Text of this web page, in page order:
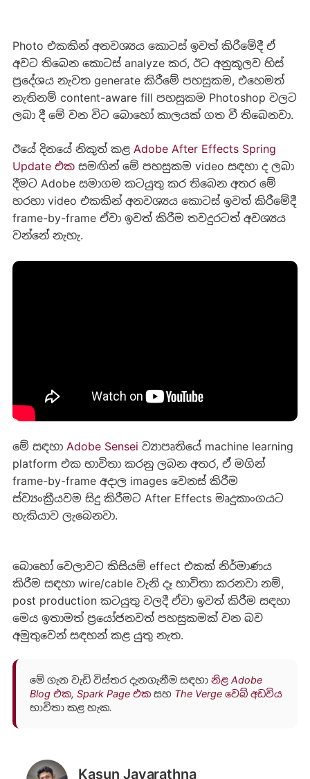
Photo එකකින් අනවශ්‍යය කොටස් ඉවත් කිරීමේදී ඒ
අවට තිබෙන කොටස් analyze කර, ඊට අනුකූලව හිස්
ප්‍රදේශය නැවත generate කිරීමේ පහසුකම, එහෙමත්
නැතිනම් content-aware fill පහසුකම Photoshop වලට
ලබා දී මේ වන විට බොහෝ කාලයක් ගත වී තිබෙනවා.
ඊයේ දිනයේ නිකුත් කළ Adobe After Effects Spring
Update එකසමඟින් මේ පහසුකම video සඳහා ද ලබා
දීමට Adobe සමාගම කටයුතු කර තිබෙන අතර මේ
හරහා video එකකින් අනවශ්‍යය කොටස් ඉවත් කිරීමේදී
frame-by-frame ඒවා ඉවත් කිරීම තවදුරටත් අවශ්‍යය
වන්නේ නැහැ.
මේ සඳහා Adobe Sensei ව්‍යාපෘතියේ machine learning
platform එක භාවිතා කරනු ලබන අතර, ඒ මගින්
frame-by-frame අදාල images වෙනස් කිරීම
ස්ව්‍යංක්‍රීයවම සිදු කිරීමට After Effects මෘදුකාංගයට
හැකියාව ලැබෙනවා.
බොහෝ වෙලාවට කිසියම් effect එකක් නිර්මාණය
කිරීම සඳහා wire/cable වැනි දෑ භාවිතා කරනවා නම්,
post production කටයුතු වලදී ඒවා ඉවත් කිරීම සඳහා
මෙය ඉතාමත් ප්‍රයෝජනවත් පහසුකමක් වන බව
අමුතුවෙන් සඳහන් කළ යුතු නැත.
මේ ගැන වැඩි විස්තර දැනගැනීම සඳහා නිළ Adobe
Blog එක, Spark Page එකසහ The Verge වෙබ් අඩවිය
භාවිතා කළ හැක.
Kasun Jayarathna